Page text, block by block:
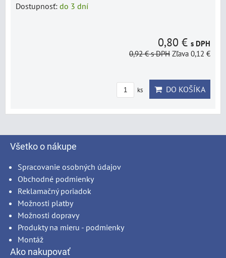
Dostupnosť: do 3 dní
0,80 € s DPH
0,92 €s DPH Zľava 0,12 €
ks DO KOŠÍKA
Všetko o nákupe
Spracovanie osobných údajov
Obchodné podmienky
Reklamačný poriadok
Možnosti platby
Možnosti dopravy
Produkty na mieru - podmienky
Montáž
Ako nakupovať